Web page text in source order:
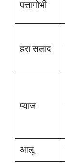
पत्तागोभी
हरा सलाद
प्याज
आलू